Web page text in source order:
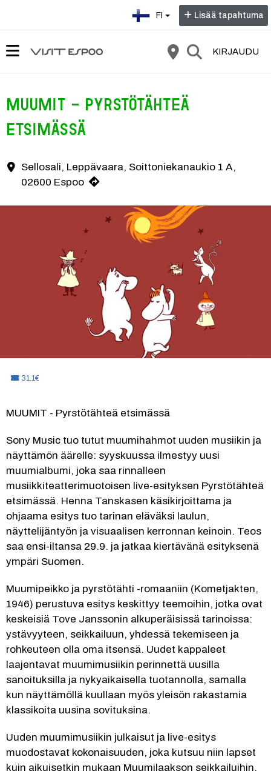
FI Lisää tapahtuma
KIRJAUDU
MUUMIT - Pyrstötähteä
etsimässä
Sony Music tuo tutut muumihahmot uuden musiikin ja näyttämön
Yhteystiedot
Sellosali, Leppävaara, Soittoniekanaukio 1 A,
02600 Espoo
Hinta:31.1€
MUUMIT - Pyrstötähteä etsimässä
Sony Music tuo tutut muumihahmot uuden musiikin ja
näyttämön äärelle: syyskuussa ilmestyy uusi
muumialbumi, joka saa rinnalleen
musiikkiteatterimuotoisen live-esityksen Pyrstötähteä
etsimässä. Henna Tanskasen käsikirjoittama ja
ohjaama esitys tuo tarinan eläväksi laulun,
näyttelijäntyön ja visuaalisen kerronnan keinoin. Teos
saa ensi-iltansa 29.9. ja jatkaa kiertävänä esityksenä
ympäri Suomen.
Muumipeikko ja pyrstötähti -romaaniin (Kometjakten,
1946) perustuva esitys keskittyy teemoihin, jotka ovat
keskeisiä Tove Janssonin alkuperäisissä tarinoissa:
ystävyyteen, seikkailuun, yhdessä tekemiseen ja
rohkeuteen olla oma itsensä. Uudet kappaleet
laajentavat muumimusiikin perinnettä uusilla
sanoituksilla ja nykyaikaisella tuotannolla, samalla
kun näyttämöllä kuullaan myös yleisön rakastamia
klassikoita uusina sovituksina.
Uuden muumimusiikin julkaisut ja live-esitys
muodostavat kokonaisuuden, joka kutsuu niin lapset
kuin aikuisetkin mukaan Muumilaakson seikkailuihin.